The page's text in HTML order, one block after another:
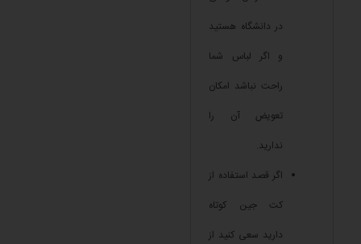
در دانشگاه هستید
و اگر لباس شما
راحت نباشد امکان
تعویض آن را
ندارید.
اگر قصد استفاده از
کت جین کوتاه
دارید سعی کنید از